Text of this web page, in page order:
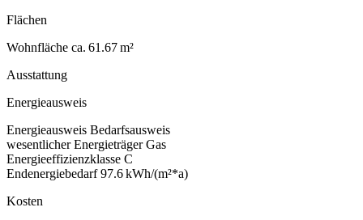
Flächen
Wohnfläche ca. 61.67 m²
Ausstattung
Energieausweis
Energieausweis Bedarfsausweis
wesentlicher Energieträger Gas
Energieeffizienzklasse C
Endenergiebedarf 97.6 kWh/(m²*a)
Kosten